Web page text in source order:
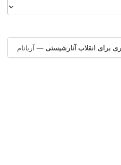
برای انقلاب آنارشیستی — آریانام